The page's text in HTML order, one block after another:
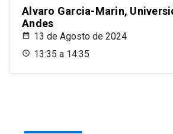
Alvaro Garcia-Marin,
Andes
13 de Agosto de 2024
13:35 a 14:35